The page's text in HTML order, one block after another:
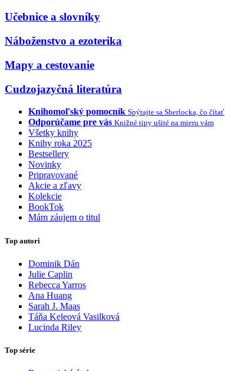
Učebnice a slovníky
Náboženstvo a ezoterika
Mapy a cestovanie
Cudzojazyčná literatúra
Knihomoľský pomocník Spýtajte sa Sherlocka, čo čítať
Odporúčame pre vás Knižné tipy ušité na mieru vám
Všetky knihy
Knihy roka 2025
Bestsellery
Novinky
Pripravované
Akcie a zľavy
Kolekcie
BookTok
Mám záujem o titul
Top autori
Dominik Dán
Julie Caplin
Rebecca Yarros
Ana Huang
Sarah J. Maas
Táňa Keleová Vasilková
Lucinda Riley
Top série